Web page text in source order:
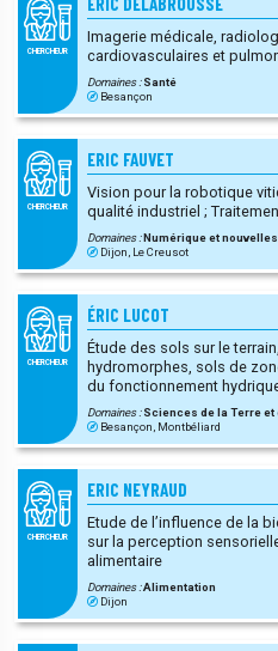
CHERCHEUR
Imagerie médicale, radiologie
cardiovasculaires et
Domaines :Santé
Besançon
CHERCHEUR
ERIC FAUVET
Vision pour la robotique viticole ; Vision pour
qualité
Domaines :Numérique et
Dijon, Le Creusot
CHERCHEUR
ÉRIC LUCOT
Étude des sols sur le
hydromorphes, sols de zone
du fonctionnement
Domaines :Sciences de la Terre et
Besançon, Montbéliard
CHERCHEUR
ERIC NEYRAUD
Etude de l’influence de la
sur la perception
alimentaire
Domaines :Alimentation
Dijon